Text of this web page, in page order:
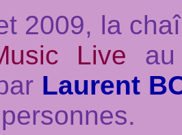
2009, la
Live
Laurent